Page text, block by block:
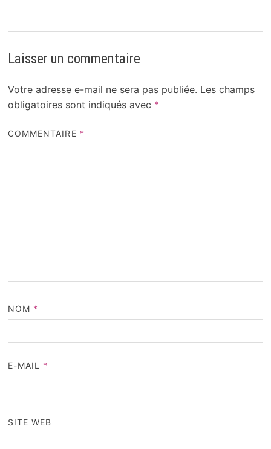
Laisser un commentaire
Votre adresse e-mail ne sera pas publiée. Les champs
obligatoires sont indiqués avec *
COMMENTAIRE *
NOM *
E-MAIL *
SITE WEB